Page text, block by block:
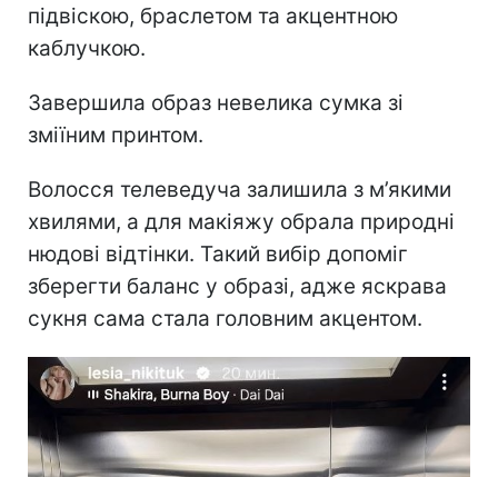
підвіскою, браслетом та акцентною
каблучкою.
Завершила образ невелика сумка зі
зміїним принтом.
Волосся телеведуча залишила з м’якими
хвилями, а для макіяжу обрала природні
нюдові відтінки. Такий вибір допоміг
зберегти баланс у образі, адже яскрава
сукня сама стала головним акцентом.